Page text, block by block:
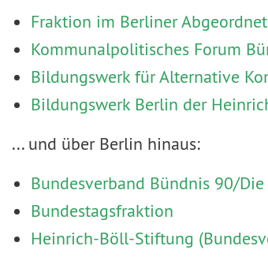
Fraktion im Berliner
Kommunalpolitisches Forum
Bildungswerk für Alternative
Bildungswerk Berlin der
... und über Berlin hinaus:
Bundesverband Bündnis 90/Die
Bundestagsfraktion
Heinrich-Böll-Stiftung